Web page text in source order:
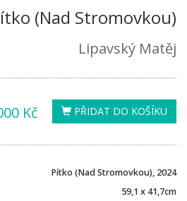
(Nad Stromovkou)
Lipavský Matěj
PŘIDAT DO KOŠÍKU
Kč
Pítko (Nad Stromovkou), 2024
59,1 x 41,7cm